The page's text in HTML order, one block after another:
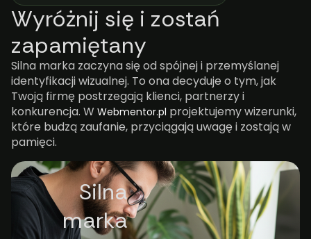
Wyróżnij się i zostań
zapamiętany
Silna marka zaczyna się od spójnej i przemyślanej
identyfikacji wizualnej. To ona decyduje o tym, jak
Twoją firmę postrzegają klienci, partnerzy i
konkurencja. W Webmentor.pl projektujemy wizerunki,
które budzą zaufanie, przyciągają uwagę i zostają w
pamięci.
Silna
marka